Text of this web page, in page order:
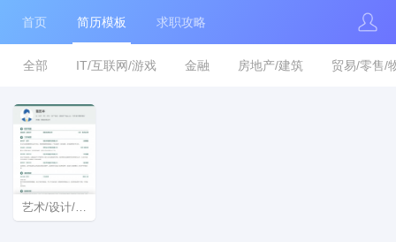
首页 简历模板 求职攻略
全部 IT/互联网/游戏 金融 房地产/建筑 贸易/零售/